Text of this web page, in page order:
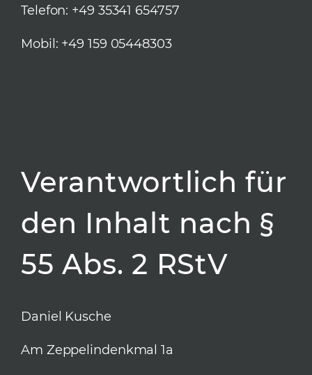
Telefon: +49 35341 654757
Mobil: +49 159 05448303
Verantwortlich für
den Inhalt nach §
55 Abs. 2 RStV
Daniel Kusche
Am Zeppelindenkmal 1a